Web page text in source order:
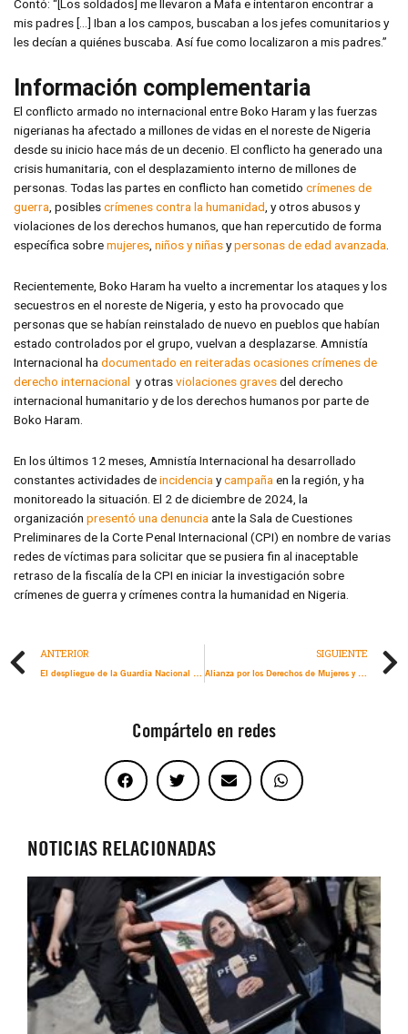
Contó: “[Los soldados] me llevaron a Mafa e intentaron encontrar a
mis padres […] Iban a los campos, buscaban a los jefes comunitarios y
les decían a quiénes buscaba. Así fue como localizaron a mis padres.”
Información complementaria
El conflicto armado no internacional entre Boko Haram y las fuerzas
nigerianas ha afectado a millones de vidas en el noreste de Nigeria
desde su inicio hace más de un decenio. El conflicto ha generado una
crisis humanitaria, con el desplazamiento interno de millones de
personas. Todas las partes en conflicto han cometido crímenes de
guerra , posiblescrímenes contra la humanidad , y otros abusos y
violaciones de los derechos humanos, que han repercutido de forma
específica sobremujeres niños y niñasypersonas de edad avanzada
Recientemente, Boko Haram ha vuelto a incrementar los ataques y los
secuestros en el noreste de Nigeria, y esto ha provocado que
personas que se habían reinstalado de nuevo en pueblos que habían
estado controlados por el grupo, vuelvan a desplazarse. Amnistía
Internacional ha documentado en reiteradas ocasionescrímenes de
derecho internacional y otrasviolaciones gravesdel derecho
internacional humanitario y de los derechos humanos por parte de
Boko Haram.
En los últimos 12 meses, Amnistía Internacional ha desarrollado
constantes actividades deincidencia ycampaña en la región, y ha
monitoreado la situación. El 2 de diciembre de 2024, la
organización presentó una denuncia ante la Sala de Cuestiones
Preliminares de la Corte Penal Internacional (CPI) en nombre de varias
redes de víctimas para solicitar que se pusiera fin al inaceptable
retraso de la fiscalía de la CPI en iniciar la investigación sobre
crímenes de guerra y crímenes contra la humanidad en Nigeria.
ANTERIOR
SIGUIENTE
Compártelo en redes
NOTICIAS RELACIONADAS